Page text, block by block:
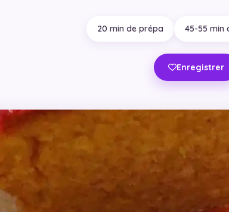
20 min de prépa 45-55 min
Enregistrer